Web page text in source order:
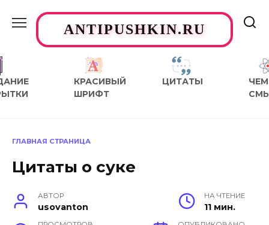
содержаниюANTIPUSHKIN.RU
КРАСИВЫЙ
ШРИФТ
ЦИТАТЫ
ЧЕМ
ГЛАВНАЯ СТРАНИЦА
Цитаты о суке
АВТОР
usovanton
НА ЧТЕНИЕ
11 мин.